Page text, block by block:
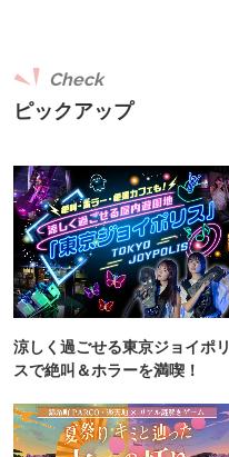
ピックアップ
Check
涼しく過ごせる東京ジョイポリ
スで絶叫＆ホラーを満喫！